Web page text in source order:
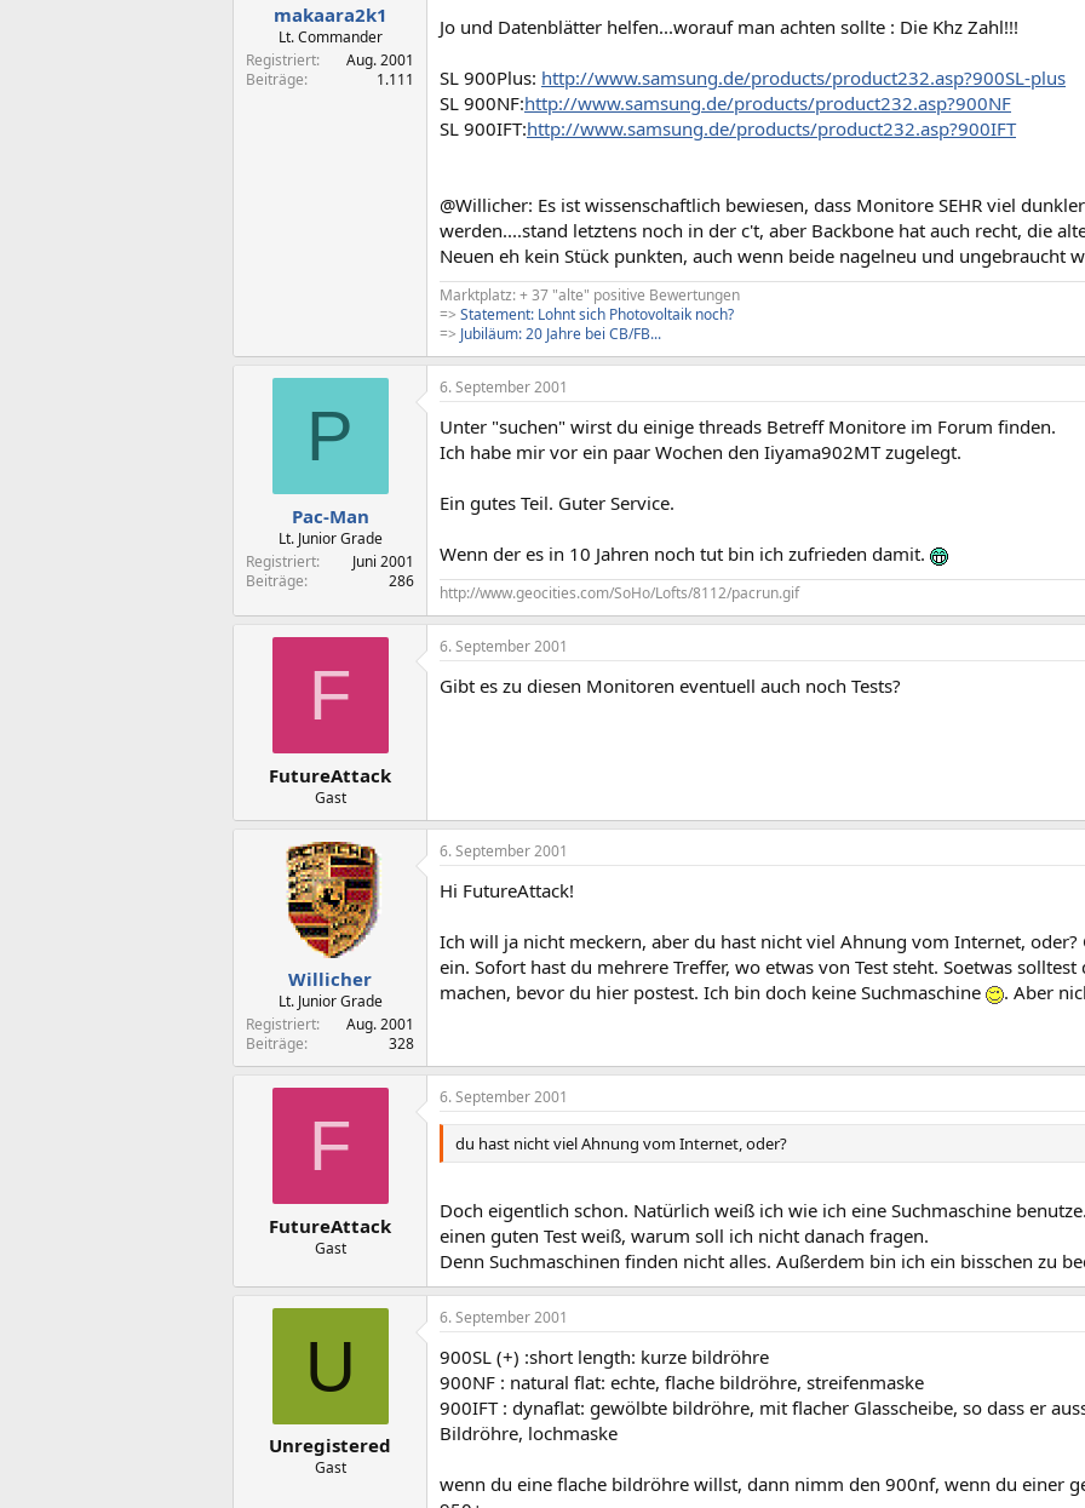
makaara2k1
Lt. Commander
Registriert
Aug. 2001
Beiträge
1.111
Jo und Datenblätter helfen...worauf man achten sollte : Die Khz Zahl!!!
SL 900Plus: http://www.samsung.de/products/product232.asp?900SL-plus
SL 900NF:http://www.samsung.de/products/product232.asp?900NF
SL 900IFT:http://www.samsung.de/products/product232.asp?900IFT
@Willicher: Es ist wissenschaftlich bewiesen, dass Monitore SEHR viel
werden....stand letztens noch in der c't, aber Backbone hat auch recht, die
Neuen eh kein Stück punkten, auch wenn beide nagelneu und ungebraucht
Marktplatz: + 37 "alte" positive Bewertungen
=> Statement: Lohnt sich Photovoltaik noch?
=> Jubiläum: 20 Jahre bei CB/FB...
P
Pac-Man
Lt. Junior Grade
Registriert
Juni 2001
Beiträge
286
6. September 2001
Unter "suchen" wirst du einige threads Betreff Monitore im Forum finden.
Ich habe mir vor ein paar Wochen den Iiyama902MT zugelegt.
Ein gutes Teil. Guter Service.
Wenn der es in 10 Jahren noch tut bin ich zufrieden damit.
http://www.geocities.com/SoHo/Lofts/8112/pacrun.gif
F
FutureAttack
Gast
6. September 2001
Gibt es zu diesen Monitoren eventuell auch noch Tests?
Willicher
Lt. Junior Grade
Registriert
Aug. 2001
Beiträge
328
6. September 2001
Hi FutureAttack!
Ich will ja nicht meckern, aber du hast nicht viel Ahnung vom Internet, oder?
ein. Sofort hast du mehrere Treffer, wo etwas von Test steht. Soetwas
machen, bevor du hier postest. Ich bin doch keine Suchmaschine
. Aber
F
FutureAttack
Gast
6. September 2001
du hast nicht viel Ahnung vom Internet, oder?
Doch eigentlich schon. Natürlich weiß ich wie ich eine Suchmaschine
einen guten Test weiß, warum soll ich nicht danach fragen.
Denn Suchmaschinen finden nicht alles. Außerdem bin ich ein bisschen zu
U
Unregistered
Gast
6. September 2001
900SL (+) :short length: kurze bildröhre
900NF : natural flat: echte, flache bildröhre, streifenmaske
900IFT : dynaflat: gewölbte bildröhre, mit flacher Glasscheibe, so dass er
Bildröhre, lochmaske
wenn du eine flache bildröhre willst, dann nimm den 900nf, wenn du einer